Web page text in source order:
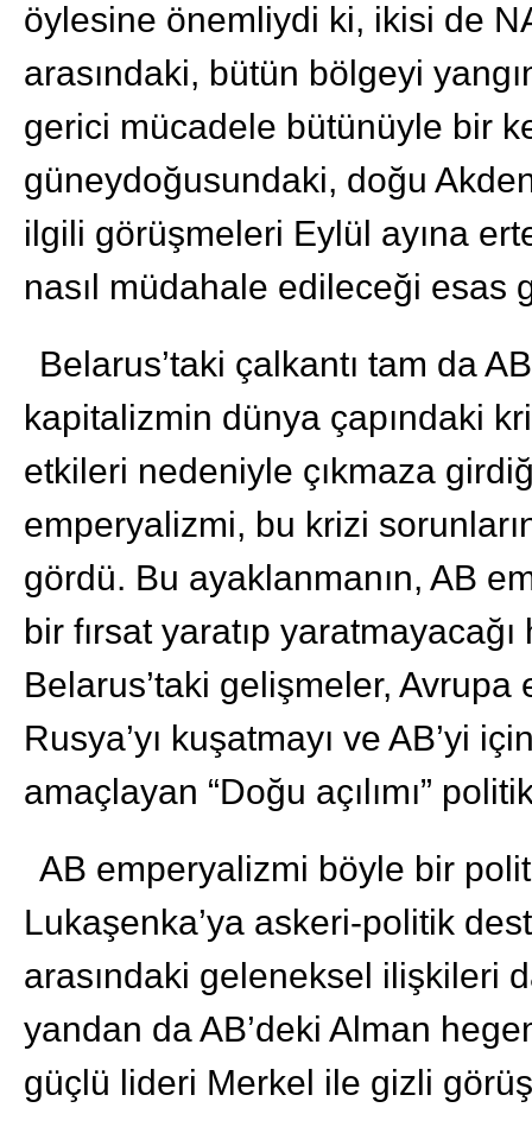
öylesine önemliydi ki, ikisi de
arasındaki, bütün bölgeyi
gerici mücadele bütünüyle bir
güneydoğusundaki, doğu
ilgili görüşmeleri Eylül ayına
nasıl müdahale edileceği esas
Belarus’taki çalkantı tam da
kapitalizmin dünya çapındaki
etkileri nedeniyle çıkmaza
emperyalizmi, bu krizi
gördü. Bu ayaklanmanın, AB
bir fırsat yaratıp
Belarus’taki gelişmeler,
Rusya’yı kuşatmayı ve AB’yi
amaçlayan “Doğu açılımı”
AB emperyalizmi böyle bir
Lukaşenka’ya askeri-politik
arasındaki geleneksel ilişkileri
yandan da AB’deki Alman
güçlü lideri Merkel ile gizli